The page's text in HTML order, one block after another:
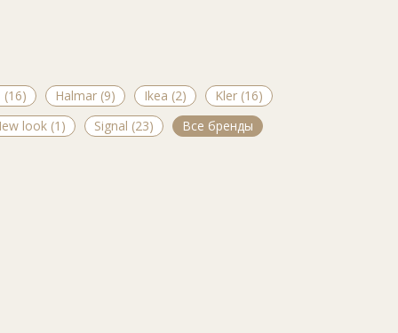
(16) Halmar (9) Ikea (2)
Kler (16)
look (1)
Signal (23) Все бренды